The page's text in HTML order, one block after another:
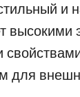
высокими
для